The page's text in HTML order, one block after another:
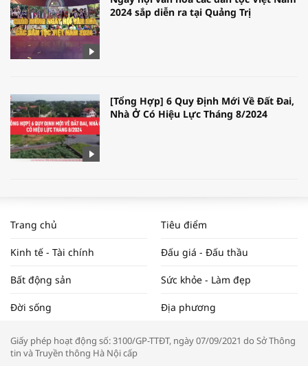
2024 sắp diễn ra tại Quảng Trị
[Tổng Hợp] 6 Quy Định Mới Về Đất Đai,
Nhà Ở Có Hiệu Lực Tháng 8/2024
NAM NĂM 2024 VÀ NĂM 2025 | NHỊP
ĐẬP THỊ TRƯỜNG #62
Tọa đàm “Xúc tiến thương mại: Khơi
Trang chủ Tiêu điểm
Kinh tế - Tài chính Đấu giá - Đấu thầu
Bất động sản Sức khỏe - Làm đẹp
Đời sống Địa phương
Giấy phép hoạt động số: 3100/GP-TTĐT, ngày 07/09/2021 do Sở Thông
tin và Truyền thông Hà Nội cấp